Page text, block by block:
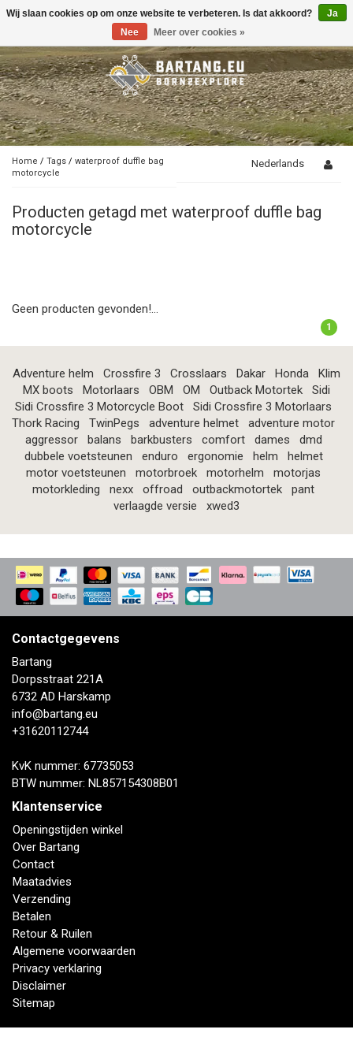
Toggle
Home / Tags / waterproof duffle bag
motorcycle
Nederlands
Producten getagd met waterproof duffle bag
motorcycle
Geen producten gevonden!...
1
Adventure helm Crossfire 3 Crosslaars Dakar Honda
Klim
MX boots
Motorlaars OBM OM Outback Motortek
Sidi
Sidi Crossfire 3 Motorcycle Boot
Sidi Crossfire 3 Motorlaars
Thork Racing
TwinPegs adventure helmet
adventure motor
aggressor
balans barkbusters comfort dames
dmd
dubbele voetsteunen
enduro ergonomie helm
helmet
motor voetsteunen
motorbroek motorhelm
motorjas
motorkleding
nexx offroad outbackmotortek
pant
verlaagde versie
xwed3
Contactgegevens
Bartang
Dorpsstraat 221A
6732 AD Harskamp
info@bartang.eu
+31620112744
KvK nummer: 67735053
BTW nummer: NL857154308B01
Klantenservice
Openingstijden winkel
Over Bartang
Contact
Maatadvies
Verzending
Betalen
Retour & Ruilen
Algemene voorwaarden
Privacy verklaring
Disclaimer
Sitemap
Wij slaan cookies op om onze website te verbeteren. Is dat akkoord?
Ja
Nee
Meer over cookies »